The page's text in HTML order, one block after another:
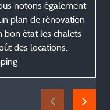
notons également
plan de rénovation
bon état les chalets
des locations.